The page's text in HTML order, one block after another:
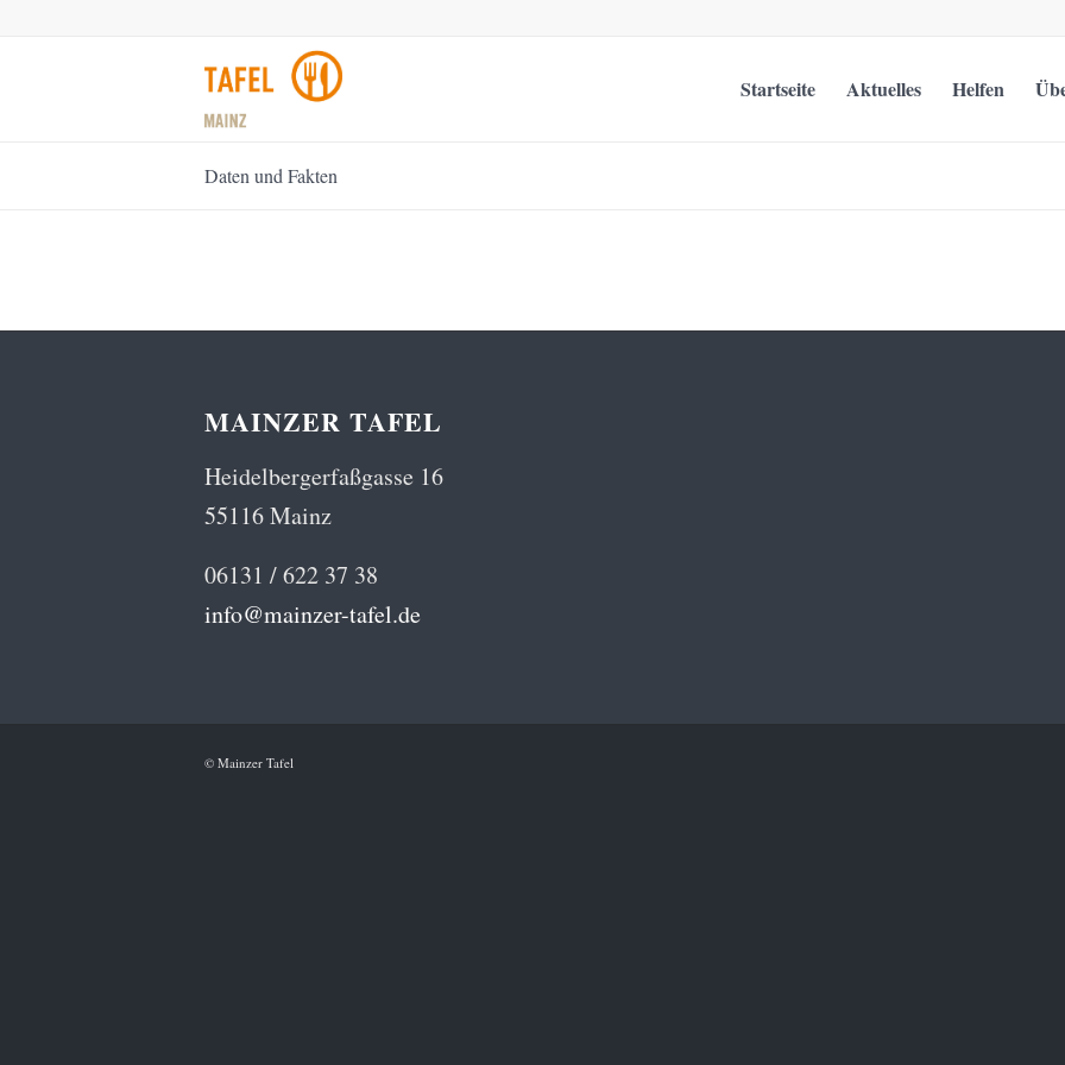
Startseite Aktuelles Helfen
Daten und Fakten
MAINZER TAFEL
Heidelbergerfaßgasse 16
55116 Mainz
06131 / 622 37 38
info@mainzer-tafel.de
© Mainzer Tafel